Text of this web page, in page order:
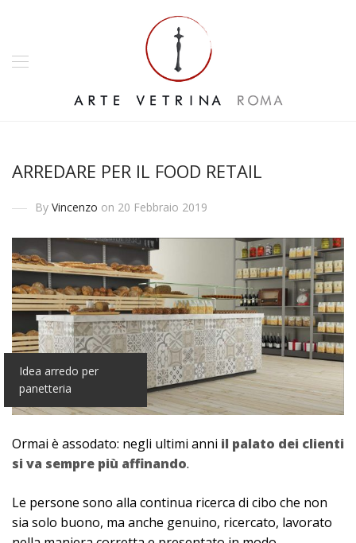
ARREDARE PER IL FOOD RETAIL
By Vincenzo on 20 Febbraio 2019
Idea arredo per
panetteria
Ormai è assodato: negli ultimi anni il palato dei clienti
si va sempre più affinando.
Le persone sono alla continua ricerca di cibo che non
sia solo buono, ma anche genuino, ricercato, lavorato